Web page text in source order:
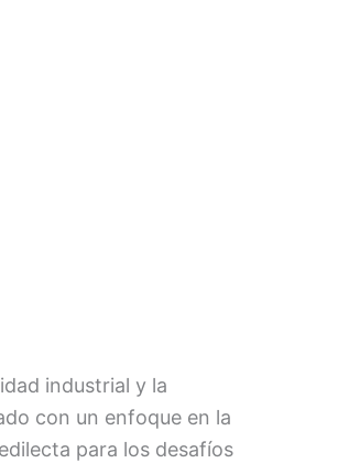
industrial y la
con un enfoque en la
para los desafíos